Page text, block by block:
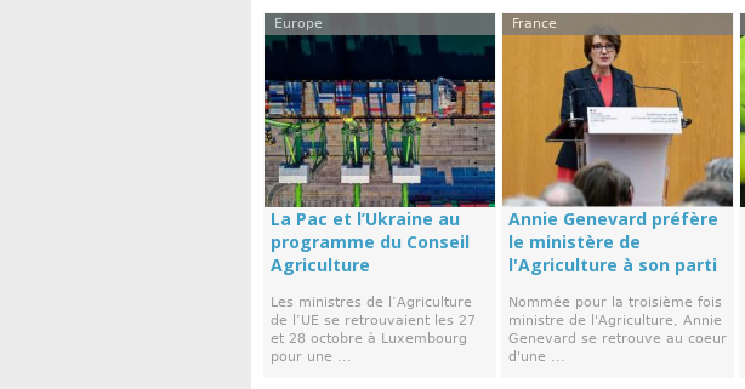
Europe
La Pac et l’Ukraine au
programme du Conseil
Agriculture
Les ministres de l’Agriculture
de l’UE se retrouvaient les 27
et 28 octobre à Luxembourg
pour une ...
France
Annie Genevard préfère
le ministère de
l'Agriculture à son parti
Nommée pour la troisième fois
ministre de l'Agriculture, Annie
Genevard se retrouve au coeur
d'une ...